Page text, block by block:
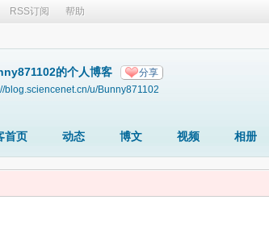
RSS订阅 帮助
的个人博客 分享
blog.sciencenet.cn/u/Bunny871102
首页 动态 博文 视频 相册